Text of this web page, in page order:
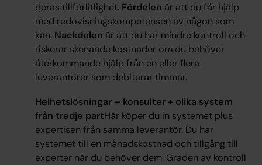
deras tillförlitlighet. Fördelen är att du får hjälp
med redovisningskompetensen av någon som
kan. Nackdelen är att du har mindre kontroll och
riskerar skenande kostnader om du behöver
återkommande hjälp från en eller flera
leverantörer som debiterar timmar.
Helhetslösningar – konsulter + olika system
från tredje partHär köper du in systemet plus
expertisen från samma leverantör. Du har
systemet till en månadskostnad och tillgång till
experter när du behöver dem. Graden av kontroll